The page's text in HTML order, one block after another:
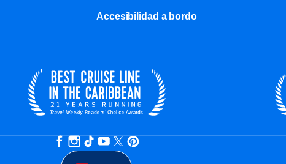
Accesibilidad a bordo